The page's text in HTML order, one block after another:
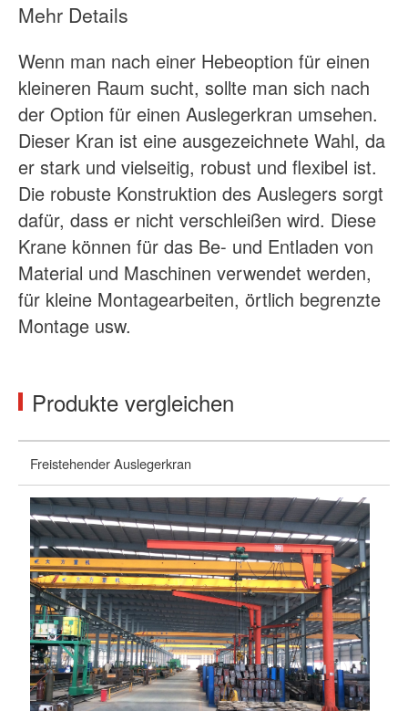
Mehr Details
Wenn man nach einer Hebeoption für einen
kleineren Raum sucht, sollte man sich nach
der Option für einen Auslegerkran umsehen.
Dieser Kran ist eine ausgezeichnete Wahl, da
er stark und vielseitig, robust und flexibel ist.
Die robuste Konstruktion des Auslegers sorgt
dafür, dass er nicht verschleißen wird. Diese
Krane können für das Be- und Entladen von
Material und Maschinen verwendet werden,
für kleine Montagearbeiten, örtlich begrenzte
Montage usw.
Produkte vergleichen
Freistehender Auslegerkran